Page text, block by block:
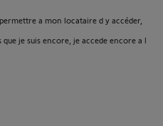
a mon locataire d y accéder,
je suis encore, je accede encore a l